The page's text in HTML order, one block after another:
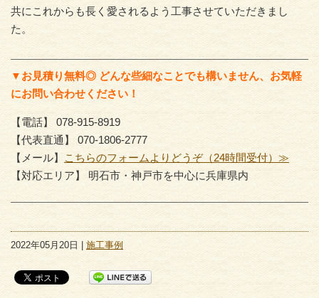
共にこれからも長く愛されるよう工事させていただきまし
た。
▼お見積り無料◎ どんな些細なことでも構いません、お気軽
にお問い合わせください！
【電話】 078-915-8919
【代表直通】 070-1806-2777
【メール】 こちらのフォームよりどうぞ（24時間受付）≫
【対応エリア】 明石市・神戸市を中心に兵庫県内
2022年05月20日 | 施工事例